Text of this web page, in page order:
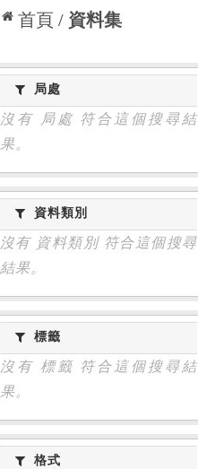
首頁 資料集
局處局處
沒有 局處 符合這個搜尋結
果。
資料類別
資料類別
沒有 資料類別 符合這個搜尋
結果。
標籤標籤
沒有 標籤 符合這個搜尋結
果。
格式格式